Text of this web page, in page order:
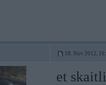
18. Nov 2012,
et